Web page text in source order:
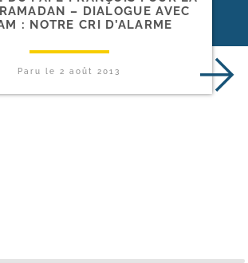
– DIALOGUE AVEC
: NOTRE CRI D’ALARME
Paru le2 août 2013